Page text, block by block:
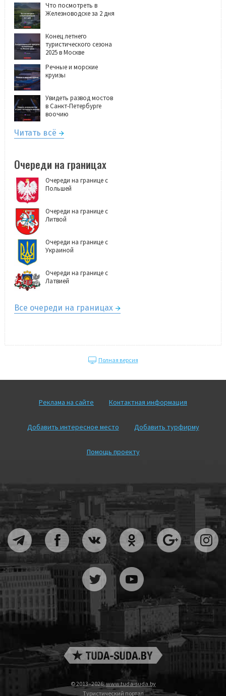
Что посмотреть в
Железноводске за 2 дня
Конец летнего
туристического сезона
2025 в Москве
Речные и морские
круизы
Увидеть развод мостов
в Санкт-Петербурге
воочию
Читать всё
Очереди на границах
Очереди на границе с
Польшей
Очереди на границе с
Литвой
Очереди на границе с
Украиной
Очереди на границе с
Латвией
Все очереди на границах
Полная версия
Реклама на сайте Контактная информация
Добавить интересное место Добавить турфирму
Помощь проекту
© 2013–2026,www.tuda-suda.by
Туристический портал